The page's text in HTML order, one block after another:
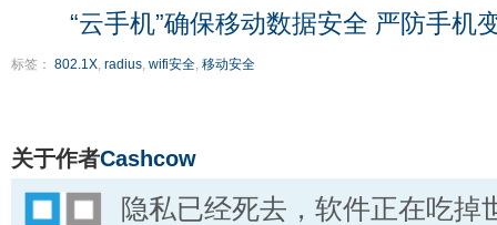
“云手机”确保移动数据安全 严防手机
标签： 802.1X, radius, wifi安全, 移动安全
关于作者Cashcow
隐私已经死去，软件正在吃掉